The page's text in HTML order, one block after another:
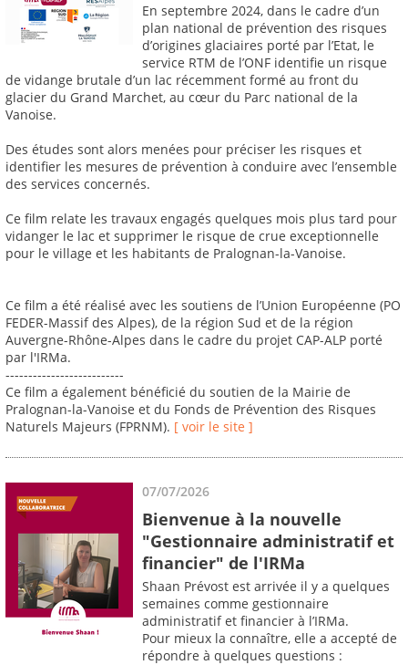
En septembre 2024, dans le cadre d’un
plan national de prévention des risques
d’origines glaciaires porté par l’Etat, le
service RTM de l’ONF identifie un risque
de vidange brutale d’un lac récemment formé au front du
glacier du Grand Marchet, au cœur du Parc national de la
Vanoise.
Des études sont alors menées pour préciser les risques et
identifier les mesures de prévention à conduire avec l’ensemble
des services concernés.
Ce film relate les travaux engagés quelques mois plus tard pour
vidanger le lac et supprimer le risque de crue exceptionnelle
pour le village et les habitants de Pralognan-la-Vanoise.
Ce film a été réalisé avec les soutiens de l’Union Européenne (PO
FEDER-Massif des Alpes), de la région Sud et de la région
Auvergne-Rhône-Alpes dans le cadre du projet CAP-ALP porté
par l'IRMa.
--------------------------
Ce film a également bénéficié du soutien de la Mairie de
Pralognan-la-Vanoise et du Fonds de Prévention des Risques
Naturels Majeurs (FPRNM). [ voir le site ]
07/07/2026
Bienvenue à la nouvelle
"Gestionnaire administratif et
financier" de l'IRMa
Shaan Prévost est arrivée il y a quelques
semaines comme gestionnaire
administratif et financier à l’IRMa.
Pour mieux la connaître, elle a accepté de
répondre à quelques questions :